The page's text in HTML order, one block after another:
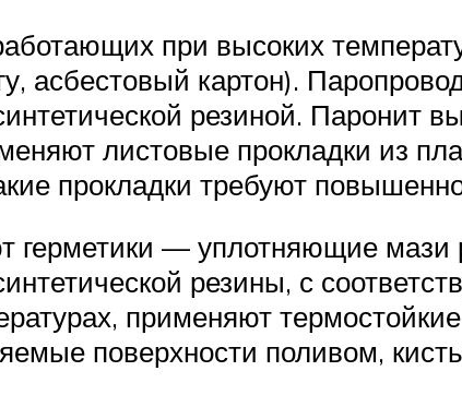
при высоких
асбестовый картон).
резиной. Паронит
листовые прокладки из
прокладки требуют
герметики — уплотняющие мази
резины, с
применяют
поверхности поливом,